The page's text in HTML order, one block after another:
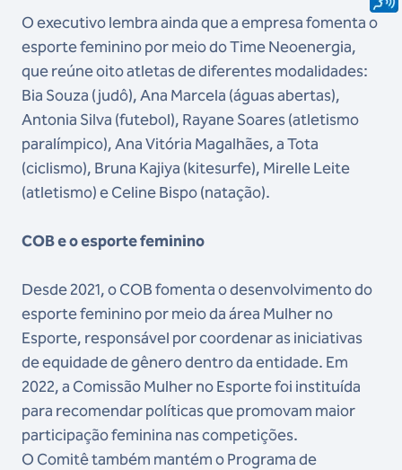
O executivo lembra ainda que a empresa fomenta o
esporte feminino por meio do Time Neoenergia,
que reúne oito atletas de diferentes modalidades:
Bia Souza (judô), Ana Marcela (águas abertas),
Antonia Silva (futebol), Rayane Soares (atletismo
paralímpico), Ana Vitória Magalhães, a Tota
(ciclismo), Bruna Kajiya (kitesurfe), Mirelle Leite
(atletismo) e Celine Bispo (natação).
COB e o esporte feminino
Desde 2021, o COB fomenta o desenvolvimento do
esporte feminino por meio da área Mulher no
Esporte, responsável por coordenar as iniciativas
de equidade de gênero dentro da entidade. Em
2022, a Comissão Mulher no Esporte foi instituída
para recomendar políticas que promovam maior
participação feminina nas competições.
O Comitê também mantém o Programa de